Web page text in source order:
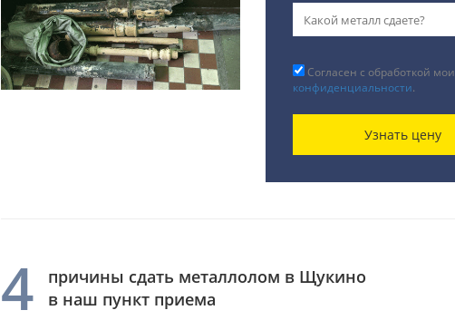
Согласен с обработкой
конфиденциальности.
Узнать цену
4
причины сдать металлолом в Щукино
в наш пункт приема